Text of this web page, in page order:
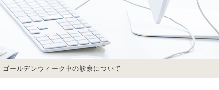
ゴールデンウィーク中の診療について